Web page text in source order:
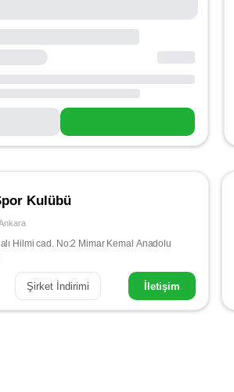
Kulübü
Hilmi cad. No:2 Mimar Kemal Anadolu
Şirket İndirimi İletişim